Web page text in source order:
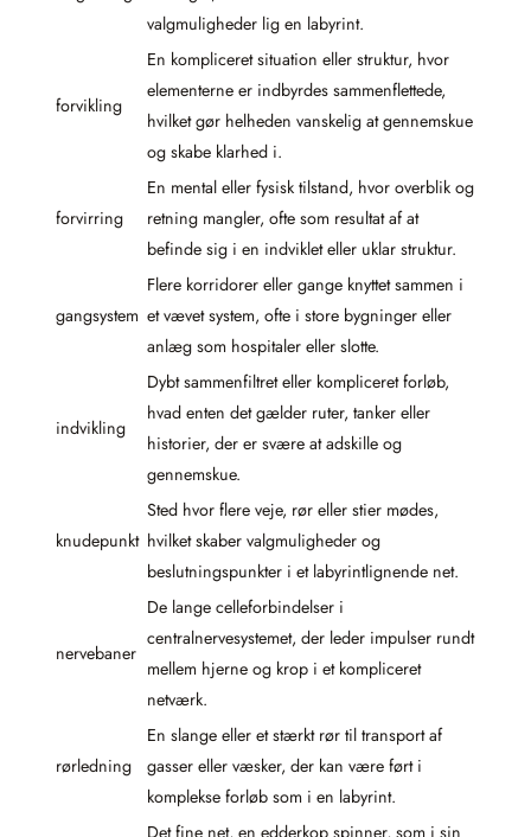
valgmuligheder lig en labyrint.
forvikling
En kompliceret situation eller struktur, hvor
elementerne er indbyrdes sammenflettede,
hvilket gør helheden vanskelig at gennemskue
og skabe klarhed i.
forvirring
En mental eller fysisk tilstand, hvor overblik og
retning mangler, ofte som resultat af at
befinde sig i en indviklet eller uklar struktur.
gangsystem
Flere korridorer eller gange knyttet sammen i
et vævet system, ofte i store bygninger eller
anlæg som hospitaler eller slotte.
indvikling
Dybt sammenfiltret eller kompliceret forløb,
hvad enten det gælder ruter, tanker eller
historier, der er svære at adskille og
gennemskue.
knudepunkt
Sted hvor flere veje, rør eller stier mødes,
hvilket skaber valgmuligheder og
beslutningspunkter i et labyrintlignende net.
nervebaner
De lange celleforbindelser i
centralnervesystemet, der leder impulser rundt
mellem hjerne og krop i et kompliceret
netværk.
rørledning
En slange eller et stærkt rør til transport af
gasser eller væsker, der kan være ført i
komplekse forløb som i en labyrint.